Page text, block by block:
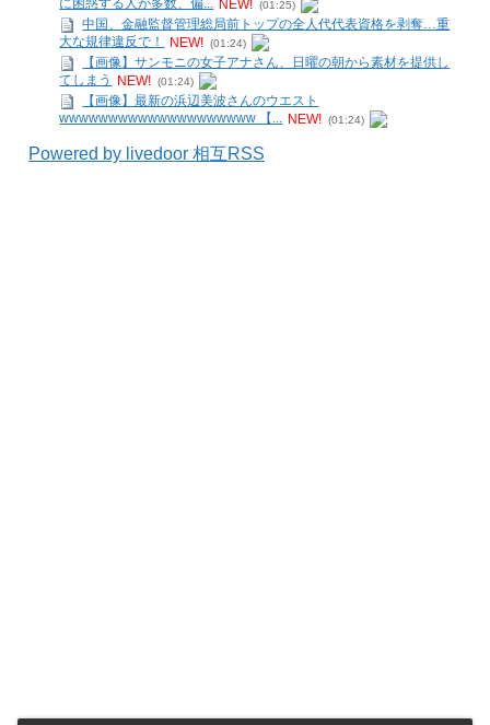
に困惑する人が多数、偏... NEW! (01:25)
中国、金融監督管理総局前トップの全人代代表資格を剥奪…重
大な規律違反で！
NEW! (01:24)
【画像】サンモニの女子アナさん、日曜の朝から素材を提供し
てしまう
NEW! (01:24)
【画像】最新の浜辺美波さんのウエスト
wwwwwwwwwwwwwwwwwwww 【... NEW! (01:24)
Powered by livedoor 相互RSS